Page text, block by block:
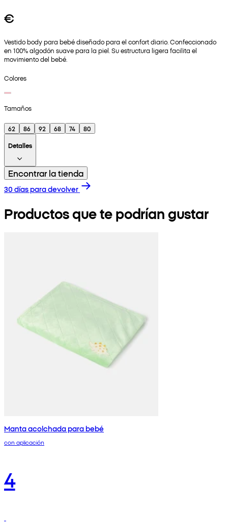
€
Vestido body para bebé diseñado para el confort diario. Confeccionado
en 100% algodón suave para la piel. Su estructura ligera facilita el
movimiento del bebé.
Colores
Tamaños
62 86 92 68 74
80
Detalles
Encontrar la tienda
30 días para devolver
Productos que te podrían gustar
Manta acolchada para bebé
con aplicación
4